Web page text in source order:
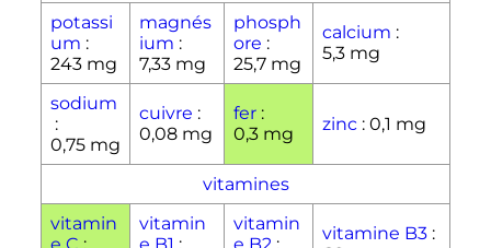
potassi
um :
243 mg
magnés
ium :
7,33 mg
phosph
ore :
25,7 mg
calcium :
5,3 mg
sodium
:
0,75 mg
cuivre :
0,08 mg
fer :
0,3 mg zinc : 0,1 mg
vitamines
vitamin
vitamin
vitamin
vitamine B3 :